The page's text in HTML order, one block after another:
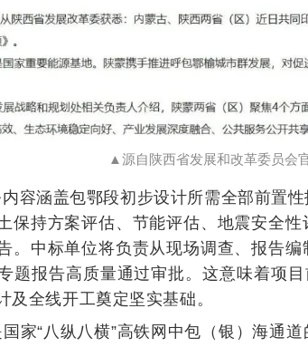
▲源自陕西省发展和改革委员会
容涵盖包鄂段初步设计所需全部前置
保持方案评估、节能评估、地震安全
。中标单位将负责从现场调查、报告
题报告高质量通过审批。这意味着项目
及全线开工奠定坚实基础。
家“八纵八横”高铁网中包（银）海通